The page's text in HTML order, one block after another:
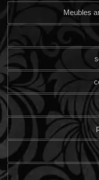
Meubles